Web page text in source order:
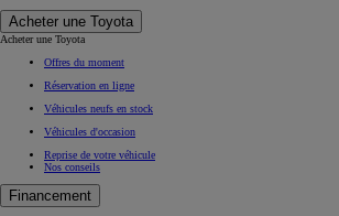
Acheter une Toyota
Acheter une Toyota
Offres du moment
Réservation en ligne
Véhicules neufs en stock
Véhicules d'occasion
Reprise de votre véhicule
Nos conseils
Financement